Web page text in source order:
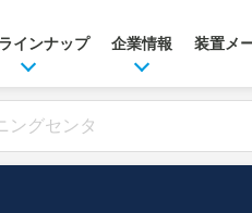
インナップ 企業情報 装置メ